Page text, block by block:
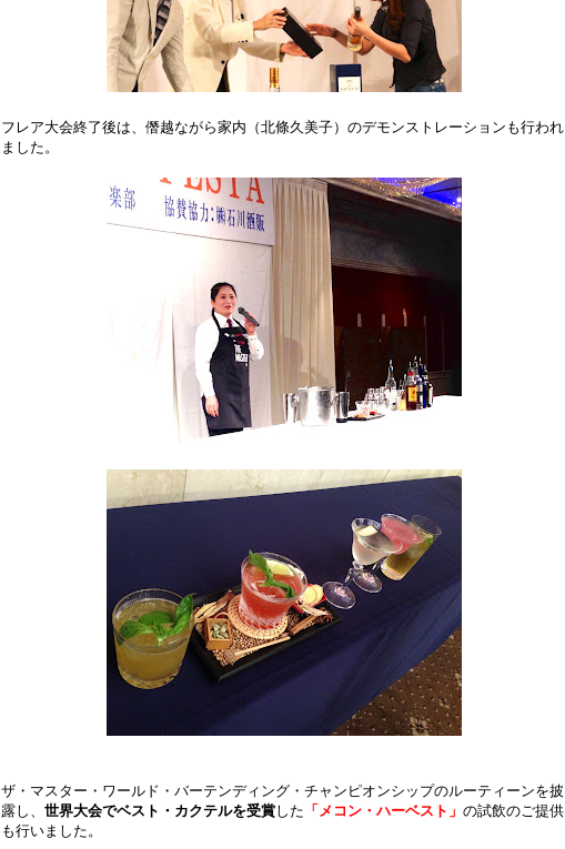
フレア大会終了後は、僭越ながら家内（北條久美子）のデモンストレーションも行われ
ました。
ザ・マスター・ワールド・バーテンディング・チャンピオンシップのルーティーンを披
露し、 世界大会でベスト・カクテルを受賞した 「メコン・ハーベスト」 の試飲のご提供
も行いました。